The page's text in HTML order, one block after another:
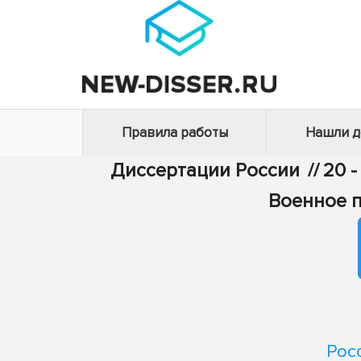
Правила работы Нашли
Диссертации России // 20
Военное